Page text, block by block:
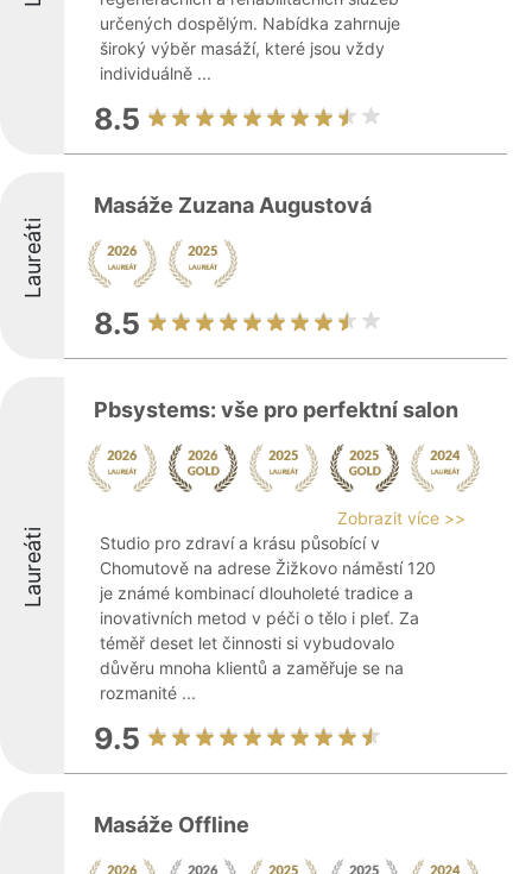
určených dospělým. Nabídka zahrnuje
široký výběr masáží, které jsou vždy
individuálně ...
8.5
Laureáti
Masáže Zuzana Augustová
8.5
Laureáti
Pbsystems: vše pro perfektní salon
Zobrazit více >>
Studio pro zdraví a krásu působící v
Chomutově na adrese Žižkovo náměstí 120
je známé kombinací dlouholeté tradice a
inovativních metod v péči o tělo i pleť. Za
téměř deset let činnosti si vybudovalo
důvěru mnoha klientů a zaměřuje se na
rozmanité ...
9.5
Masáže Offline